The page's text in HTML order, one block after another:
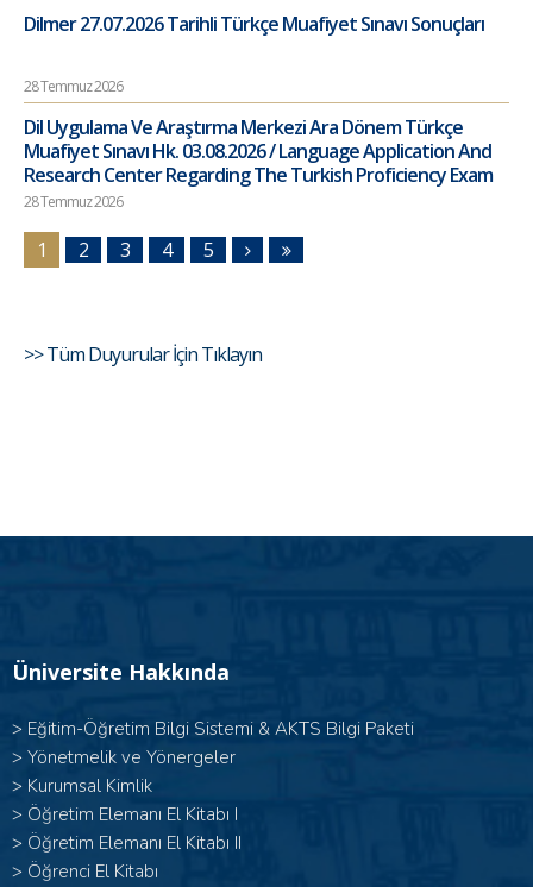
Dilmer 27.07.2026 Tarihli Türkçe Muafiyet Sınavı Sonuçları
28 Temmuz 2026
Dil Uygulama Ve Araştırma Merkezi Ara Dönem Türkçe
Muafiyet Sınavı Hk. 03.08.2026 / Language Application And
Research Center Regarding The Turkish Proficiency Exam
28 Temmuz 2026
1 2 3 4 5
>> Tüm Duyurular İçin Tıklayın
Üniversite Hakkında
> Eğitim-Öğretim Bilgi Sistemi & AKTS Bilgi Paketi
> Yönetmelik ve Yönergeler
> Kurumsal Kimlik
> Öğretim Elemanı El Kitabı I
> Öğretim Elemanı El Kitabı II
> Öğrenci El Kitabı